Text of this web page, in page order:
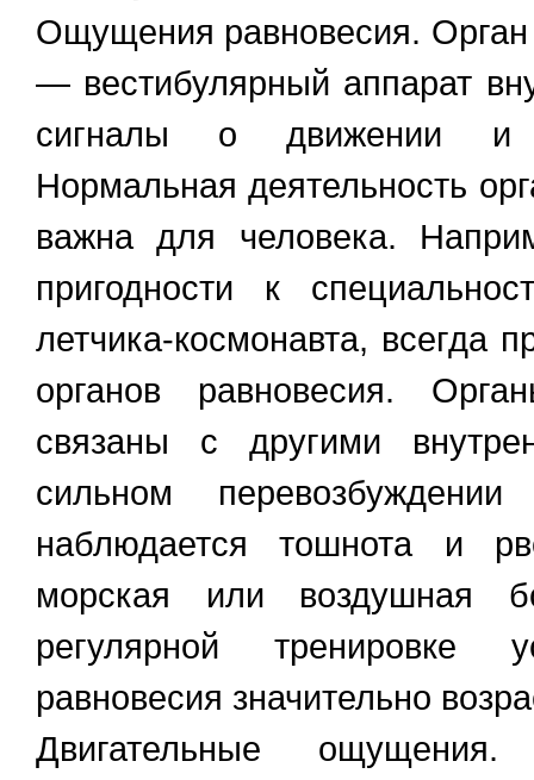
Ощущения равновесия.
— вестибулярный аппарат
сигналы о движении и
Нормальная деятельность
важна для человека.
пригодности к
летчика-космонавта, всегда
органов равновесия.
связаны с другими
сильном
наблюдается тошнота и
морская или воздушная
регулярной тренировке
равновесия значительно
Двигательные